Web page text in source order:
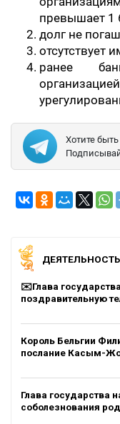
превышает
долг не
отсутствует
ранее
Хотите
✉️Глава
поздравительную
Король Бельгии
послание Касым-
Глава государства
соболезнования